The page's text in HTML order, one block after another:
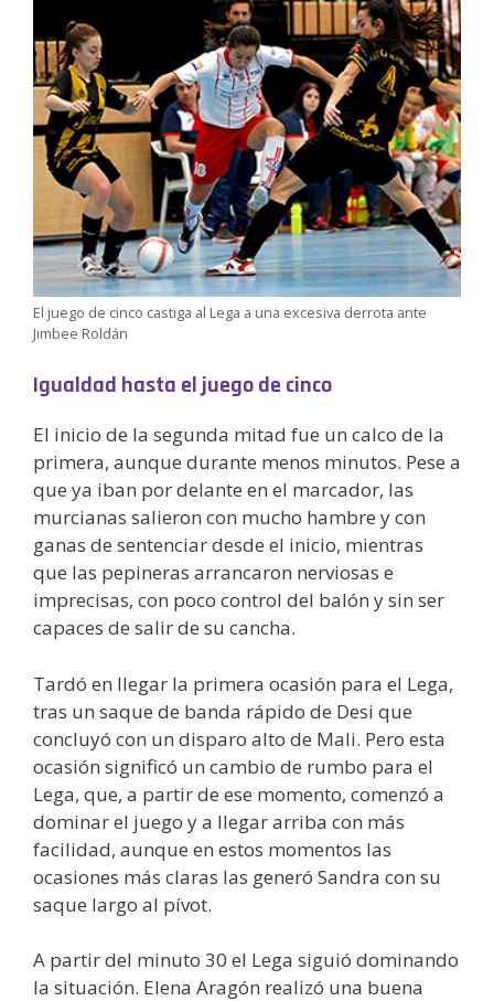
El juego de cinco castiga al Lega a una excesiva derrota ante
Jimbee Roldán
Igualdad hasta el juego de cinco
El inicio de la segunda mitad fue un calco de la
primera, aunque durante menos minutos. Pese a
que ya iban por delante en el marcador, las
murcianas salieron con mucho hambre y con
ganas de sentenciar desde el inicio, mientras
que las pepineras arrancaron nerviosas e
imprecisas, con poco control del balón y sin ser
capaces de salir de su cancha.
Tardó en llegar la primera ocasión para el Lega,
tras un saque de banda rápido de Desi que
concluyó con un disparo alto de Mali. Pero esta
ocasión significó un cambio de rumbo para el
Lega, que, a partir de ese momento, comenzó a
dominar el juego y a llegar arriba con más
facilidad, aunque en estos momentos las
ocasiones más claras las generó Sandra con su
saque largo al pívot.
A partir del minuto 30 el Lega siguió dominando
la situación. Elena Aragón realizó una buena